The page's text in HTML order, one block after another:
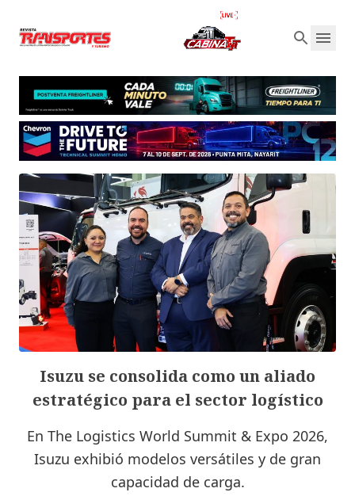
Isuzu se consolida como un aliado
estratégico para el sector logístico
En The Logistics World Summit & Expo 2026,
Isuzu exhibió modelos versátiles y de gran
capacidad de carga.